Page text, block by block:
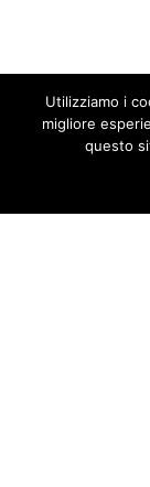
Utilizziamo i
migliore
questo